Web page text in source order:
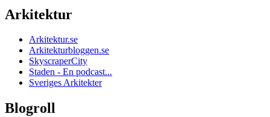
Arkitektur
Arkitektur.se
Arkitekturbloggen.se
SkyscraperCity
Staden - En podcast...
Sveriges Arkitekter
Blogroll